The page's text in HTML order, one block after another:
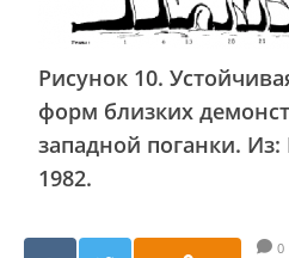
Рисунок 10.
форм близких
западной поганки.
1982.
0